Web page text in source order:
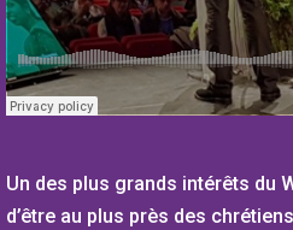
Un des plus grands intérêts du
d’être au plus près des